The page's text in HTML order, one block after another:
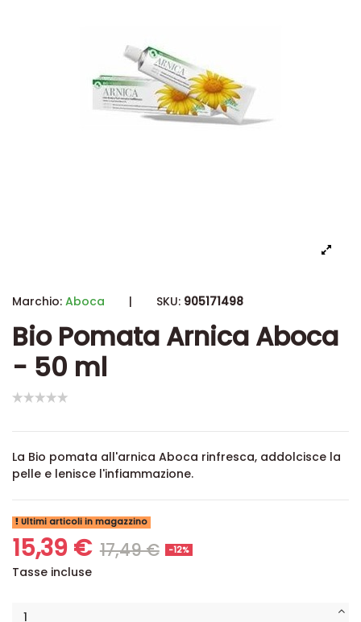
Marchio: Aboca | SKU: 905171498
Bio Pomata Arnica Aboca
- 50 ml
La Bio pomata all'arnica Aboca rinfresca, addolcisce la
pelle e lenisce l'infiammazione.
Ultimi articoli in magazzino
15,39 € 17,49 € -12%
Tasse incluse